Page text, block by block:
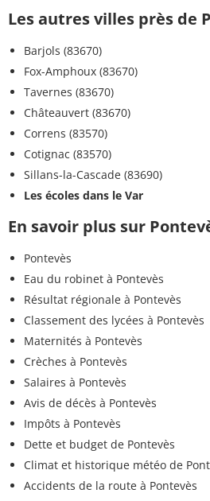
Les autres villes près de
Barjols (83670)
Fox-Amphoux (83670)
Tavernes (83670)
Châteauvert (83670)
Correns (83570)
Cotignac (83570)
Sillans-la-Cascade (83690)
Les écoles dans le Var
En savoir plus sur
Pontevès
Eau du robinet à Pontevès
Résultat régionale à Pontevès
Classement des lycées à Pontevès
Maternités à Pontevès
Crèches à Pontevès
Salaires à Pontevès
Avis de décès à Pontevès
Impôts à Pontevès
Dette et budget de Pontevès
Climat et historique météo de
Accidents de la route à Pontevès